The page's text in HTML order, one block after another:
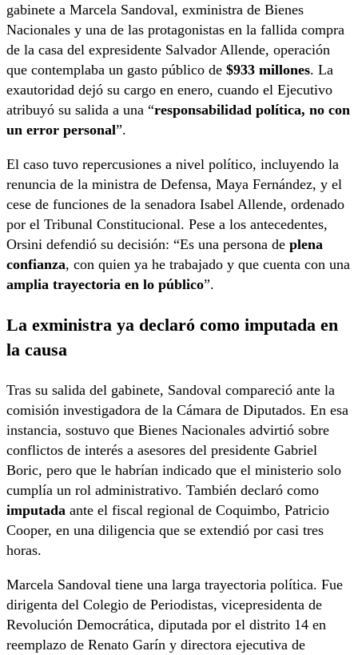
gabinete a Marcela Sandoval, exministra de Bienes
Nacionales y una de las protagonistas en la fallida compra
de la casa del expresidente Salvador Allende, operación
que contemplaba un gasto público de $933 millones. La
exautoridad dejó su cargo en enero, cuando el Ejecutivo
atribuyó su salida a una “responsabilidad política, no con
un error personal”.
El caso tuvo repercusiones a nivel político, incluyendo la
renuncia de la ministra de Defensa, Maya Fernández, y el
cese de funciones de la senadora Isabel Allende, ordenado
por el Tribunal Constitucional. Pese a los antecedentes,
Orsini defendió su decisión: “Es una persona de plena
confianza, con quien ya he trabajado y que cuenta con una
amplia trayectoria en lo público”.
La exministra ya declaró como imputada en
la causa
Tras su salida del gabinete, Sandoval compareció ante la
comisión investigadora de la Cámara de Diputados. En esa
instancia, sostuvo que Bienes Nacionales advirtió sobre
conflictos de interés a asesores del presidente Gabriel
Boric, pero que le habrían indicado que el ministerio solo
cumplía un rol administrativo. También declaró como
imputada ante el fiscal regional de Coquimbo, Patricio
Cooper, en una diligencia que se extendió por casi tres
horas.
Marcela Sandoval tiene una larga trayectoria política. Fue
dirigenta del Colegio de Periodistas, vicepresidenta de
Revolución Democrática, diputada por el distrito 14 en
reemplazo de Renato Garín y directora ejecutiva de